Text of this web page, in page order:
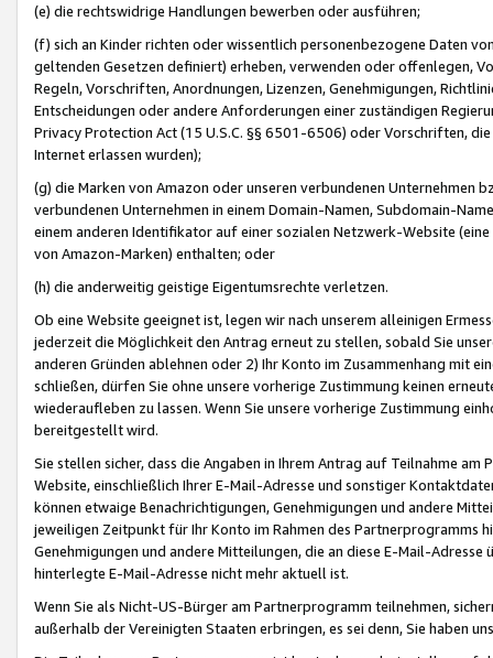
(e) die rechtswidrige Handlungen bewerben oder ausführen;
(f) sich an Kinder richten oder wissentlich personenbezogene Daten
geltenden Gesetzen definiert) erheben, verwenden oder offenlegen,
Regeln, Vorschriften, Anordnungen, Lizenzen, Genehmigungen,
Entscheidungen oder andere Anforderungen einer zuständigen
Privacy Protection Act (15 U.S.C. §§ 6501-6506) oder Vorschriften,
Internet erlassen wurden);
(g) die Marken von Amazon oder unseren verbundenen Unternehmen
verbundenen Unternehmen in einem Domain-Namen, Subdomain-
einem anderen Identifikator auf einer sozialen Netzwerk-Website
von Amazon-Marken) enthalten; oder
(h) die anderweitig geistige Eigentumsrechte verletzen.
Ob eine Website geeignet ist, legen wir nach unserem alleinigen
jederzeit die Möglichkeit den Antrag erneut zu stellen, sobald Sie
anderen Gründen ablehnen oder 2) Ihr Konto im Zusammenhang mit
schließen, dürfen Sie ohne unsere vorherige Zustimmung keinen
wiederaufleben zu lassen. Wenn Sie unsere vorherige Zustimmung
bereitgestellt wird.
Sie stellen sicher, dass die Angaben in Ihrem Antrag auf Teilnahme
Website, einschließlich Ihrer E-Mail-Adresse und sonstiger
können etwaige Benachrichtigungen, Genehmigungen und andere
jeweiligen Zeitpunkt für Ihr Konto im Rahmen des Partnerprogramms
Genehmigungen und andere Mitteilungen, die an diese E-Mail-
hinterlegte E-Mail-Adresse nicht mehr aktuell ist.
Wenn Sie als Nicht-US-Bürger am Partnerprogramm teilnehmen,
außerhalb der Vereinigten Staaten erbringen, es sei denn, Sie haben